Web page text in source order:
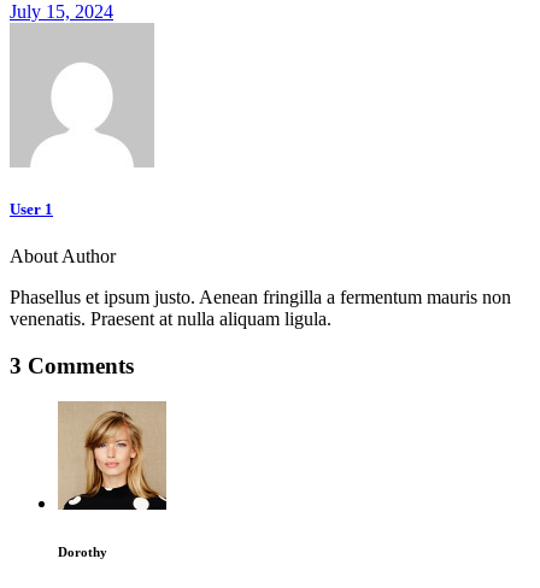
July 15, 2024
User 1
About Author
Phasellus et ipsum justo. Aenean fringilla a fermentum mauris non
venenatis. Praesent at nulla aliquam ligula.
3 Comments
Dorothy